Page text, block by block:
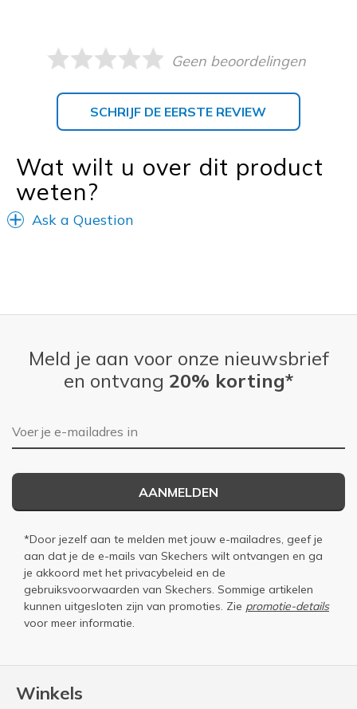
Geen beoordelingen
SCHRIJF DE EERSTE REVIEW
Wat wilt u over dit product
weten?
Ask a Question
Winkels
Meld je aan voor onze nieuwsbrief
en ontvang 20% korting*
E-mailadres
AANMELDEN
*Door jezelf aan te melden met jouw e-mailadres, geef je
aan dat je de e-mails van Skechers wilt ontvangen en ga
je akkoord met het privacybeleid en de
gebruiksvoorwaarden van Skechers. Sommige artikelen
kunnen uitgesloten zijn van promoties. Zie promotie-details
voor meer informatie.